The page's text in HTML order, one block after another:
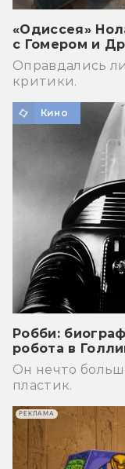
«Одиссея»
с Гомером и
Оправдались
критики.
Кино
Робби:
робота в
Он нечто
пластик.
РЕКЛАМА